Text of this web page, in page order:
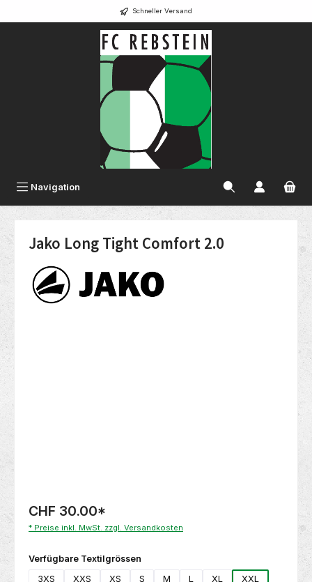
Schneller Versand
Navigation
Jako Long Tight Comfort 2.0
CHF 30.00*
* Preise inkl. MwSt. zzgl. Versandkosten
Verfügbare Textilgrössen
3XS
XXS XS S M L XL XXL